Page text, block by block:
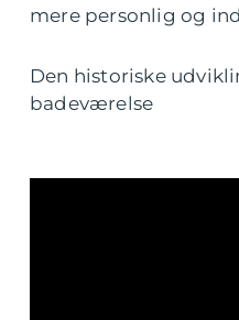
mere personlig og
Den historiske
badeværelse